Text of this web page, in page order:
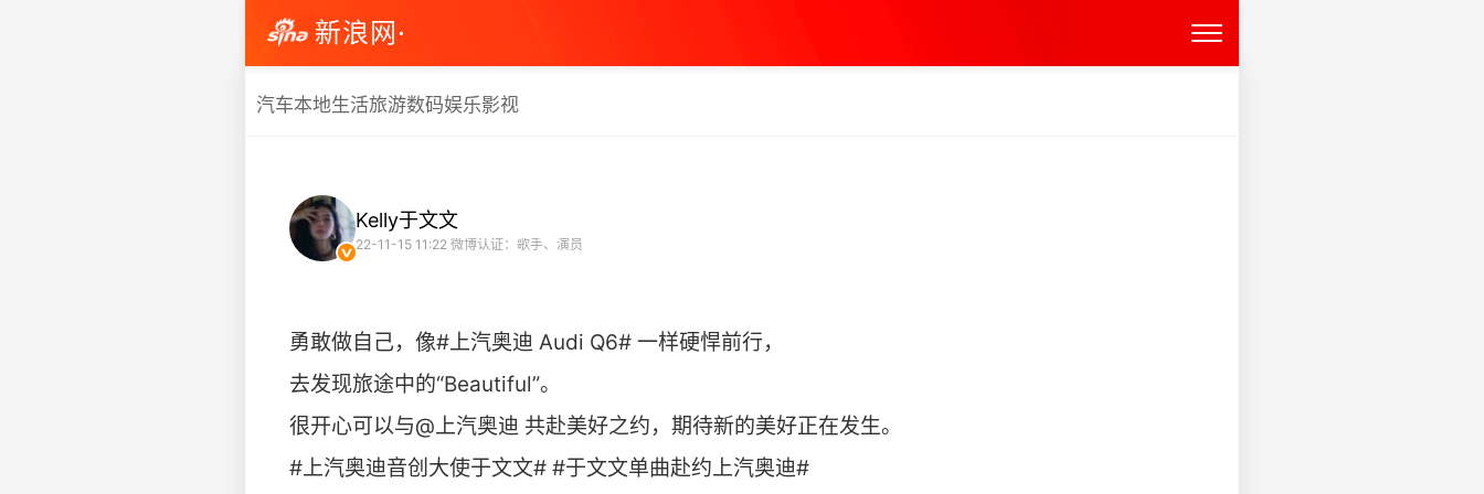
新浪网·
汽车本地生活旅游数码娱乐影视
Kelly于文文
22-11-15 11:22 微博认证：歌手、演员
勇敢做自己，像#上汽奥迪 Audi Q6# 一样硬悍前行，
去发现旅途中的“Beautiful”。
很开心可以与@上汽奥迪 共赴美好之约，期待新的美好正在发生。
#上汽奥迪音创大使于文文# #于文文单曲赴约上汽奥迪#